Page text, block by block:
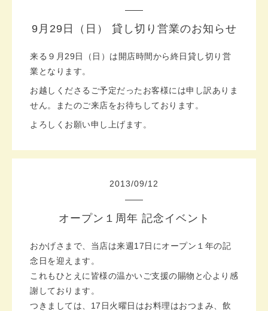
9月29日（日） 貸し切り営業のお知らせ
来る９月29日（日）は開店時間から終日貸し切り営
業となります。
お越しくださるご予定だったお客様には申し訳ありま
せん。またのご来店をお待ちしております。
よろしくお願い申し上げます。
2013/09/12
オープン１周年 記念イベント
おかげさまで、当店は来週17日にオープン１年の記
念日を迎えます。
これもひとえに皆様の温かいご支援の賜物と心より感
謝しております。
つきましては、17日火曜日はお料理はおつまみ、飲